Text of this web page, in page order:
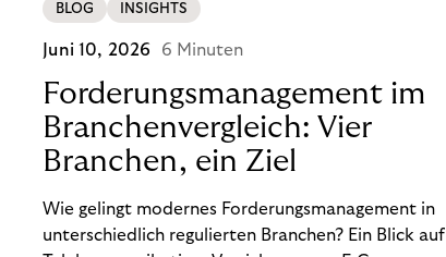
BLOG INSIGHTS
Juni 10, 2026 6 Minuten
Forderungsmanagement im
Branchenvergleich: Vier
Branchen, ein Ziel
Wie gelingt modernes Forderungsmanagement in
unterschiedlich regulierten Branchen? Ein Blick auf